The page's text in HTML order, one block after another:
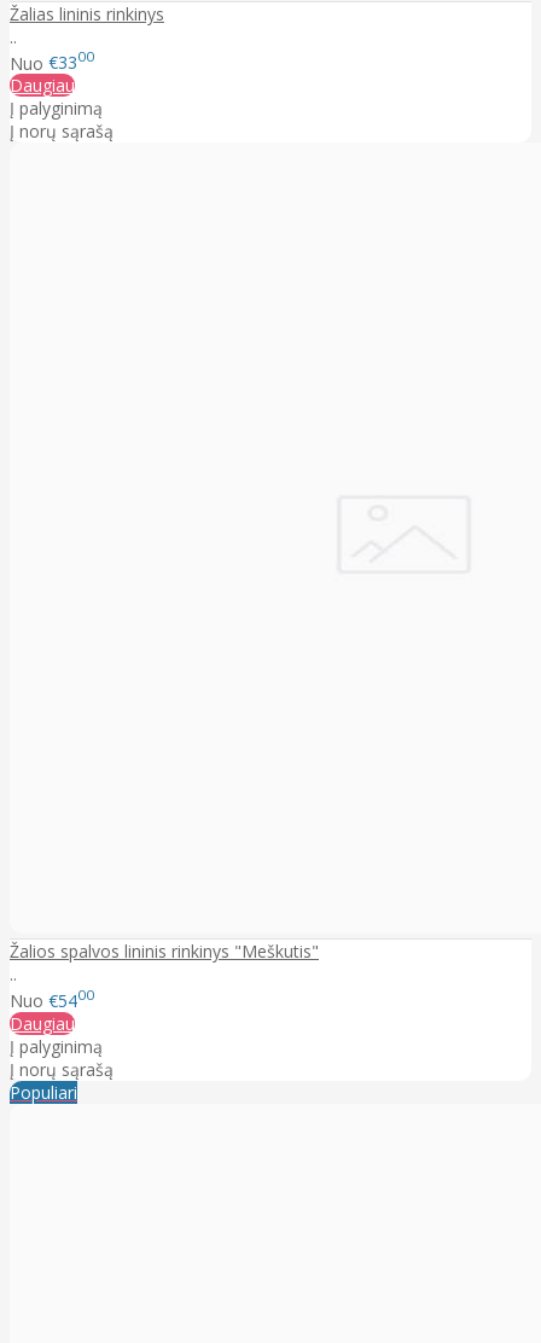
Žalias lininis rinkinys
..
Nuo €3300
Daugiau
Į palyginimą
Į norų sąrašą
Žalios spalvos lininis rinkinys "Meškutis"
..
Nuo €5400
Daugiau
Į palyginimą
Į norų sąrašą
Populiari